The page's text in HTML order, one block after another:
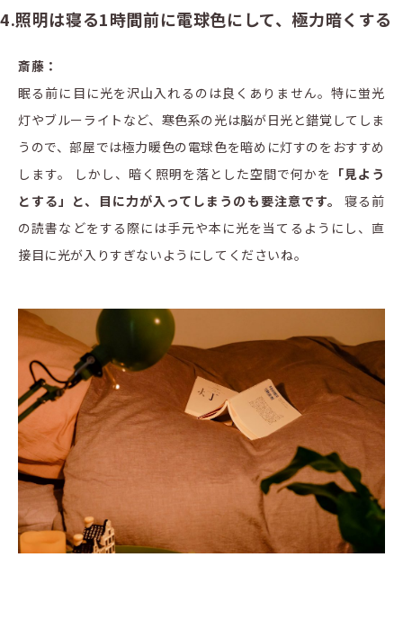
4.照明は寝る1時間前に電球色にして、極力暗くする
斎藤：
眠る前に目に光を沢山入れるのは良くありません。特に蛍光
灯やブルーライトなど、寒色系の光は脳が日光と錯覚してしま
うので、部屋では極力暖色の電球色を暗めに灯すのをおすすめ
します。 しかし、暗く照明を落とした空間で何かを 「見よう
とする」と、目に力が入ってしまうのも要注意です。
寝る前
の読書などをする際には手元や本に光を当てるようにし、直
接目に光が入りすぎないようにしてくださいね。